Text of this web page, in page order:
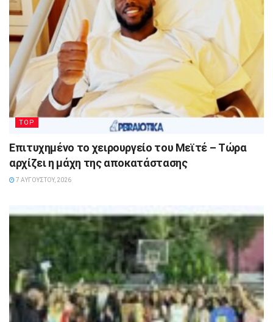
TOP
Επιτυχημένο το χειρουργείο του Μεϊτέ – Τώρα
αρχίζει η μάχη της αποκατάστασης
7 ΑΥΓΟΎΣΤΟΥ, 2026